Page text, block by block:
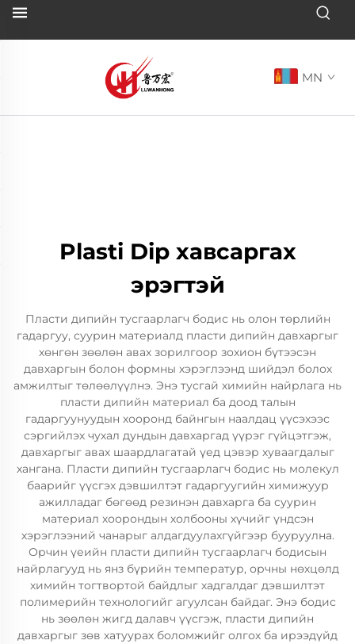
MN
Plasti Dip хавсаргах
эрэгтэй
Пласти дипийн тусгаарлагч бодис нь олон төрлийн
гадаргуу, суурин материалд пласти дипийн давхаргыг
хөнгөн зөөлөн авах зорилгоор зохион бүтээсэн
давхаргын болон формны хэрэглээнд шийдэл болох
амжилтыг төлөөлүүлнэ. Энэ тусгай химийн найрлага нь
пласти дипийн материал ба доод талын
гадаргуунуудын хооронд байнгын наалдац үүсэхээс
сэргийлэх чухал дундын давхаргад үүрэг гүйцэтгэж,
давхаргыг авах шаардлагатай үед цэвэр хуваагдалыг
хангана. Пласти дипийн тусгаарлагч бодис нь молекул
баарийг үүсгэх дэвшилтэт гадаргуугийн химижуур
ажилладаг бөгөөд резинэн давхарга ба суурин
материал хоорондын холбооны хүчийг үндсэн
хэрэглээний чанарыг алдагдуулахгүйгээр бууруулна.
Орчин үеийн пласти дипийн тусгаарлагч бодисын
найрлагууд нь янз бүрийн температур, орчны нөхцөлд
химийн тогтвортой байдлыг хадгалдаг дэвшилтэт
полимерийн технологийг агуулсан байдаг. Энэ бодис
нь зөөлөн жигд далавч үүсгэж, пласти дипийн
давхаргыг зөв хатуурах боломжийг олгох ба ирээдүйд